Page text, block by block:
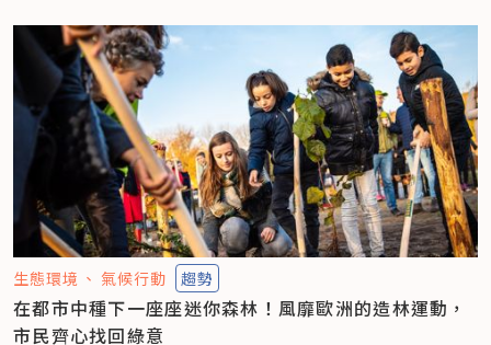
生態環境 氣候行動 趨勢
在都市中種下一座座迷你森林！風靡歐洲的造林運動，
市民齊心找回綠意